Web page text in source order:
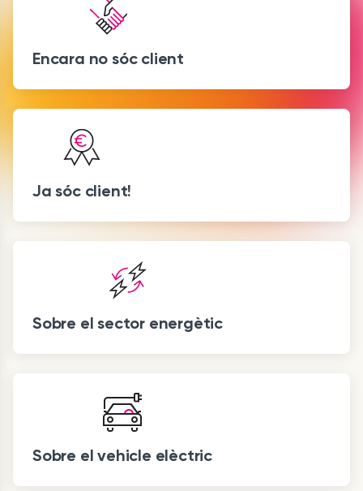
Encara no sóc client
Ja sóc client!
Sobre el sector energètic
Sobre el vehicle elèctric